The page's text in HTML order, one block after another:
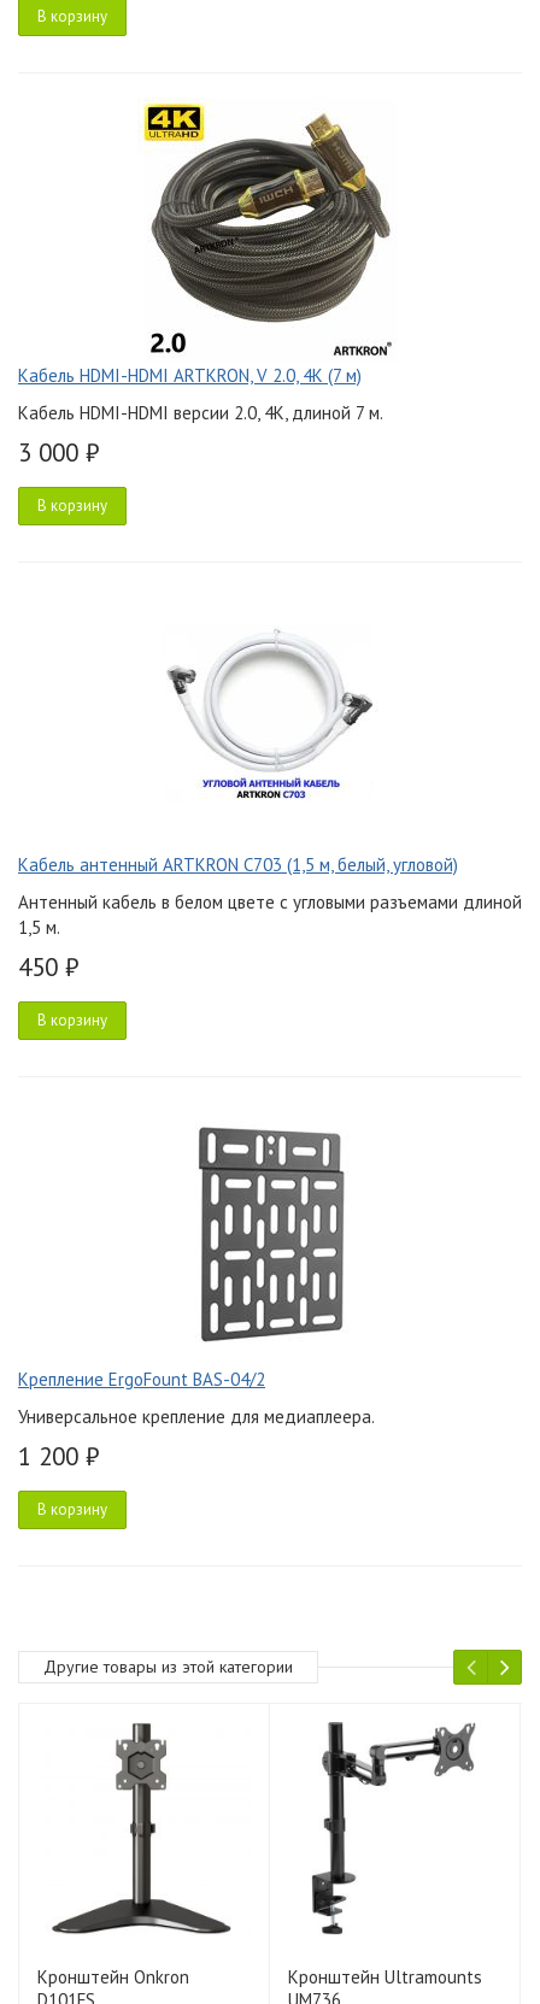
В корзину
Кабель HDMI-HDMI ARTKRON, V 2.0, 4K (7 м)
Кабель HDMI-HDMI версии 2.0, 4K, длиной 7 м.
3 000 ₽
В корзину
Кабель антенный ARTKRON C703 (1,5 м, белый, угловой)
Антенный кабель в белом цвете с угловыми разъемами длиной
1,5 м.
450 ₽
В корзину
Крепление ErgoFount BAS-04/2
Универсальное крепление для медиаплеера.
1 200 ₽
В корзину
Другие товары из этой категории
Кронштейн Onkron
Кронштейн Ultramounts